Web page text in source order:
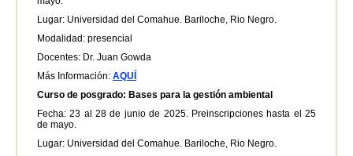
Lugar: Universidad del Comahue. Bariloche, Rio Negro.
Modalidad: presencial
Docentes: Dr. Juan Gowda
Más Información: AQUÍ
Curso de posgrado: Bases para la gestión ambiental
Fecha: 23 al 28 de junio de 2025. Preinscripciones hasta el 25
de mayo.
Lugar: Universidad del Comahue. Bariloche, Rio Negro.